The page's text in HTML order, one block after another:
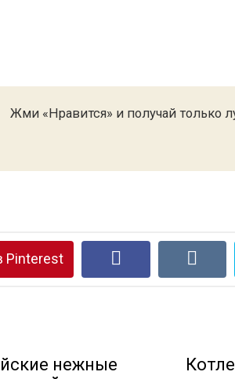
Жми «Нравится» и получай только
Pinterest
нежные